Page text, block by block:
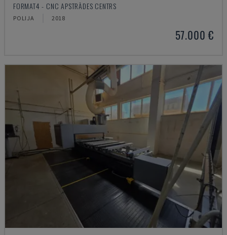
FORMAT4 - CNC APSTRĀDES CENTRS
POLIJA 2018
57.000 €